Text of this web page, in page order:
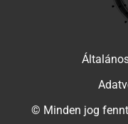
© Minden jog